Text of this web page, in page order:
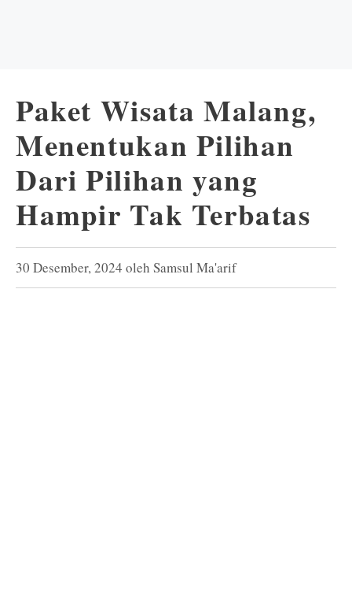
Paket Wisata Malang,
Menentukan Pilihan
Dari Pilihan yang
Hampir Tak Terbatas
30 Desember, 2024 oleh Samsul Ma'arif